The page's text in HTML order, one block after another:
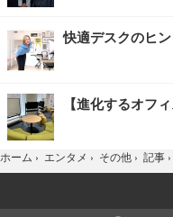
快適デスクのヒ
【進化するオフィ
ホーム › エンタメ › その他 › 記事 ›